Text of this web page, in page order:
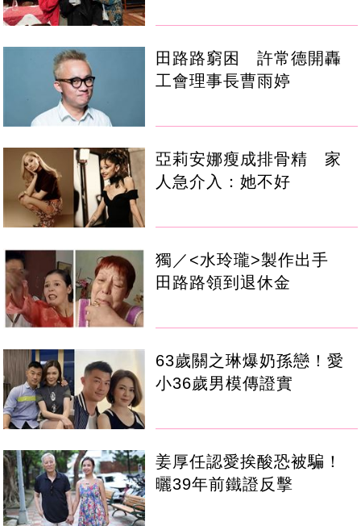
田路路窮困 許常德開轟
工會理事長曹雨婷
亞莉安娜瘦成排骨精 家
人急介入：她不好
獨／<水玲瓏>製作出手
田路路領到退休金
63歲關之琳爆奶孫戀！愛
小36歲男模傳證實
姜厚任認愛挨酸恐被騙！
曬39年前鐵證反擊